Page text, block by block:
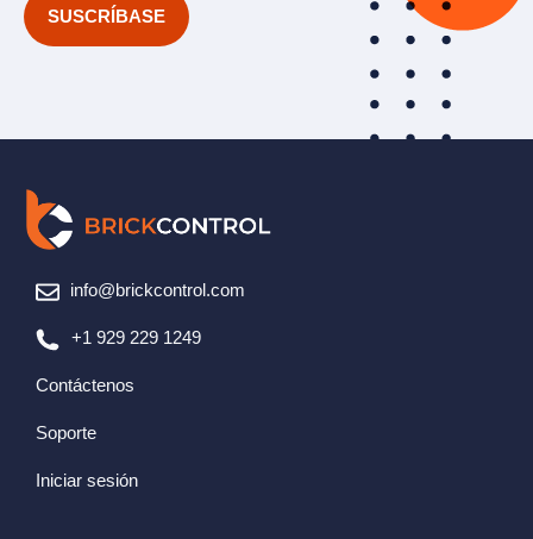
info@brickcontrol.com
+1 929 229 1249
Contáctenos
Soporte
Iniciar sesión